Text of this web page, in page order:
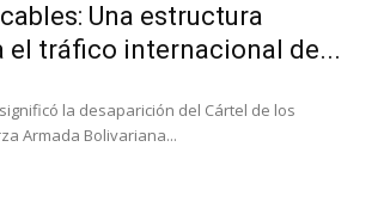
Una estructura
tráfico internacional de...
la desaparición del Cártel de los
Armada Bolivariana...